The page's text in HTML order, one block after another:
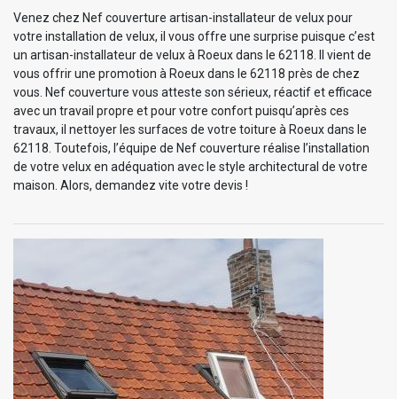
Venez chez Nef couverture artisan-installateur de velux pour
votre installation de velux, il vous offre une surprise puisque c’est
un artisan-installateur de velux à Roeux dans le 62118. Il vient de
vous offrir une promotion à Roeux dans le 62118 près de chez
vous. Nef couverture vous atteste son sérieux, réactif et efficace
avec un travail propre et pour votre confort puisqu’après ces
travaux, il nettoyer les surfaces de votre toiture à Roeux dans le
62118. Toutefois, l’équipe de Nef couverture réalise l’installation
de votre velux en adéquation avec le style architectural de votre
maison. Alors, demandez vite votre devis !